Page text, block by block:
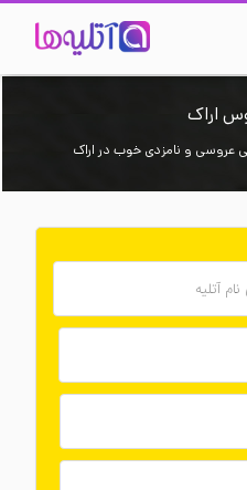
اراک
عروسی و نامزدی خوب در اراک